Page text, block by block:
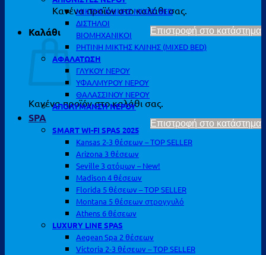
Κανένα προϊόν στο καλάθι σας.
Επιστροφή στο κατάστημα
Καλάθι
Κανένα προϊόν στο καλάθι σας.
Επιστροφή στο κατάστημα
ΜΙΚΤΗΣ ΚΛΙΝΗΣ MIXED BED
ΔΙΣΤΗΛΟΙ
ΒΙΟΜΗΧΑΝΙΚΟΙ
ΡΗΤΙΝΗ ΜΙΚΤΗΣ ΚΛΙΝΗΣ (MIXED BED)
ΑΦΑΛΑΤΩΣΗ
ΓΛΥΚΟΥ ΝΕΡΟΥ
ΥΦΑΛΜΥΡΟΥ ΝΕΡΟΥ
ΘΑΛΑΣΣΙΝΟΥ ΝΕΡΟΥ
ΑΠΟΛΥΜΑΝΣΗ ΝΕΡΟΥ
SPA
SMART WI-FI SPAS 2025
Kansas 2-3 θέσεων – TOP SELLER
Arizona 3 θέσεων
Seville 3 ατόμων – New!
Madison 4 θέσεων
Florida 5 θέσεων – TOP SELLER
Montana 5 θέσεων στρογγυλό
Athens 6 θέσεων
LUXURY LINE SPAS
Aegean Spa 2 θέσεων
Victoria 2-3 θέσεων – TOP SELLER